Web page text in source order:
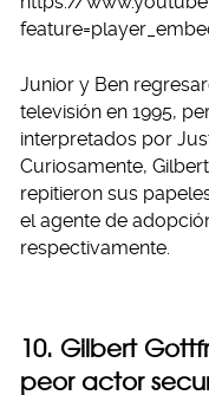
Junior y Ben
televisión en 1995,
interpretados por
Curiosamente,
repitieron sus
el agente de
respectivamente.
10. Gilbert
peor actor